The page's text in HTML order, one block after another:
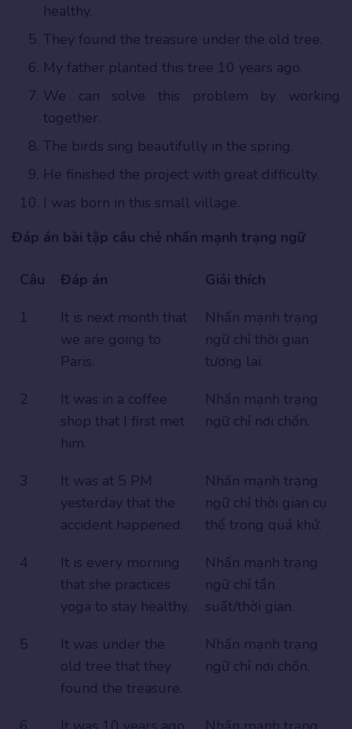
healthy.
They found the treasure under the old tree.
My father planted this tree 10 years ago.
We can solve this problem by working
together.
The birds sing beautifully in the spring.
He finished the project with great difficulty.
I was born in this small village.
Đáp án bài tập câu chẻ nhấn mạnh trạng ngữ
Câu Đáp án
Giải thích
1
It is next month that
we are going to
Paris.
Nhấn mạnh trạng
ngữ chỉ thời gian
tương lai.
2
It was in a coffee
shop that I first met
him.
Nhấn mạnh trạng
ngữ chỉ nơi chốn.
3
It was at 5 PM
yesterday that the
accident happened.
Nhấn mạnh trạng
ngữ chỉ thời gian cụ
thể trong quá khứ.
4
It is every morning
that she practices
yoga to stay healthy.
Nhấn mạnh trạng
ngữ chỉ tần
suất/thời gian.
5
It was under the
old tree that they
found the treasure.
Nhấn mạnh trạng
ngữ chỉ nơi chốn.